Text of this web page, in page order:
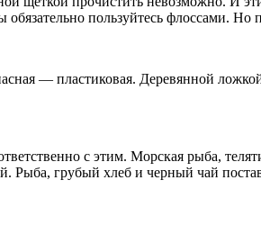
пользуйтесь флоссами. Но
— пластиковая. Деревянной
с этим. Морская рыба,
Рыба, грубый хлеб и черный чай